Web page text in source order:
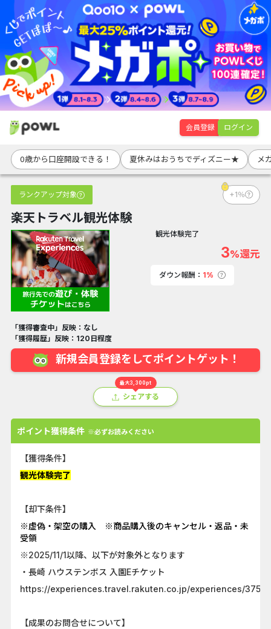
会員登録 ログイン
0歳から口座開設できる！ 夏休みはおうちでディズニー★ メ
ランクアップ対象 +1％
楽天トラベル観光体験
観光体験完了
3%還元
ダウン報酬： 1%
「獲得審査中」反映：なし
「獲得履歴」反映：120日程度
新規会員登録をしてポイントゲット！
最大3,300pt
シェアする
ポイント獲得条件 ※必ずお読みください
【獲得条件】
観光体験完了
【却下条件】
※虚偽・架空の購入 ※商品購入後のキャンセル・返品・未
受領
※2025/11/1以降、以下が対象外となります
・長崎 ハウステンボス 入園Eチケット
https://experiences.travel.rakuten.co.jp/experiences/
【成果のお問合せについて】